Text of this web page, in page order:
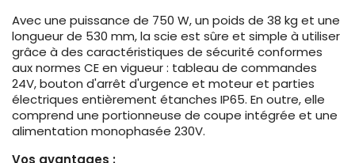
Avec une puissance de 750 W, un poids de 38 kg et une
longueur de 530 mm, la scie est sûre et simple à utiliser
grâce à des caractéristiques de sécurité conformes
aux normes CE en vigueur : tableau de commandes
24V, bouton d'arrêt d'urgence et moteur et parties
électriques entièrement étanches IP65. En outre, elle
comprend une portionneuse de coupe intégrée et une
alimentation monophasée 230V.